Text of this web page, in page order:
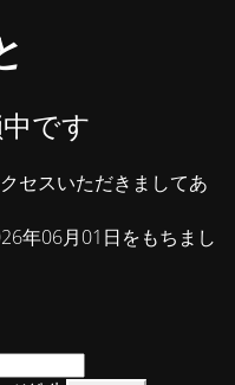
です
セスいただきましてあ
年06月01日をもちまし